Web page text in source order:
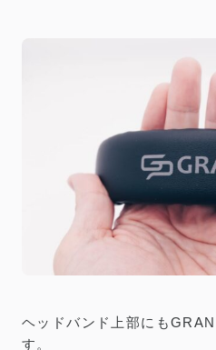
ヘッドバンド上部にも
す。